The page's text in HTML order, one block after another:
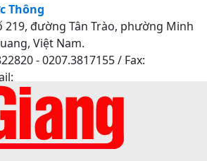
Thông
219, đường Tân Trào, phường Minh
Việt Nam.
- 0207.3817155 / Fax: